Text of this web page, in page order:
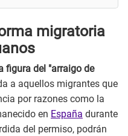
migratoria
figura del "arraigo de
a aquellos migrantes que
por razones como la
en España durante
del permiso, podrán